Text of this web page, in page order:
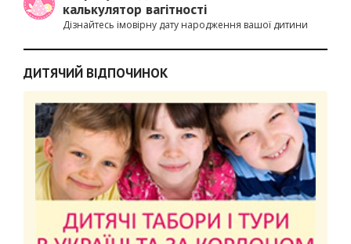
калькулятор вагітності
Дізнайтесь імовірну дату народження вашої дитини
ДИТЯЧИЙ ВІДПОЧИНОК